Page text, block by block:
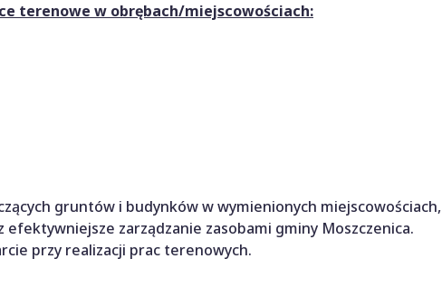
terenowe w obrębach/miejscowościach:
gruntów i budynków w wymienionych miejscowościach,
zarządzanie zasobami gminy Moszczenica.
przy realizacji prac terenowych.